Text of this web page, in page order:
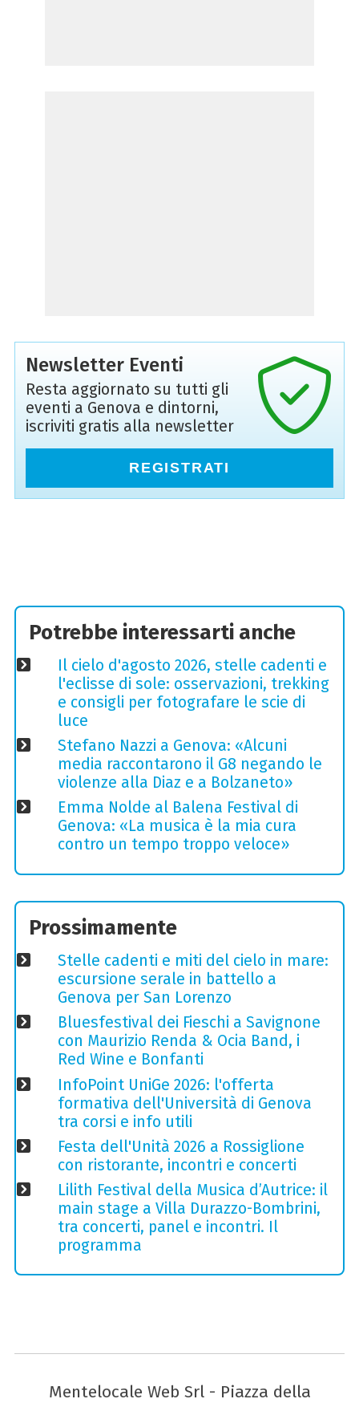
Newsletter Eventi
Resta aggiornato su tutti gli
eventi a Genova e dintorni,
iscriviti gratis alla newsletter
REGISTRATI
Potrebbe interessarti anche
Il cielo d'agosto 2026, stelle cadenti e
l'eclisse di sole: osservazioni, trekking
e consigli per fotografare le scie di
luce
Stefano Nazzi a Genova: «Alcuni
media raccontarono il G8 negando le
violenze alla Diaz e a Bolzaneto»
Emma Nolde al Balena Festival di
Genova: «La musica è la mia cura
contro un tempo troppo veloce»
Prossimamente
Stelle cadenti e miti del cielo in mare:
escursione serale in battello a
Genova per San Lorenzo
Bluesfestival dei Fieschi a Savignone
con Maurizio Renda & Ocia Band, i
Red Wine e Bonfanti
InfoPoint UniGe 2026: l'offerta
formativa dell'Università di Genova
tra corsi e info utili
Festa dell'Unità 2026 a Rossiglione
con ristorante, incontri e concerti
Lilith Festival della Musica d’Autrice: il
main stage a Villa Durazzo-Bombrini,
tra concerti, panel e incontri. Il
programma
Mentelocale Web Srl - Piazza della